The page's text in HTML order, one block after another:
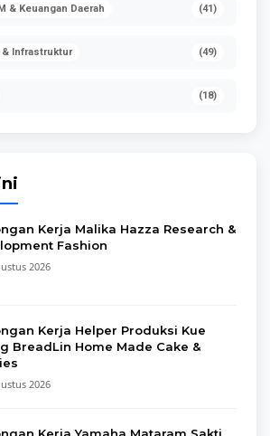
& Keuangan Daerah (41)
& Infrastruktur (49)
(18)
Kerja Malika Hazza Research &
Fashion
2026
Kerja Helper Produksi Kue
BreadLin Home Made Cake &
2026